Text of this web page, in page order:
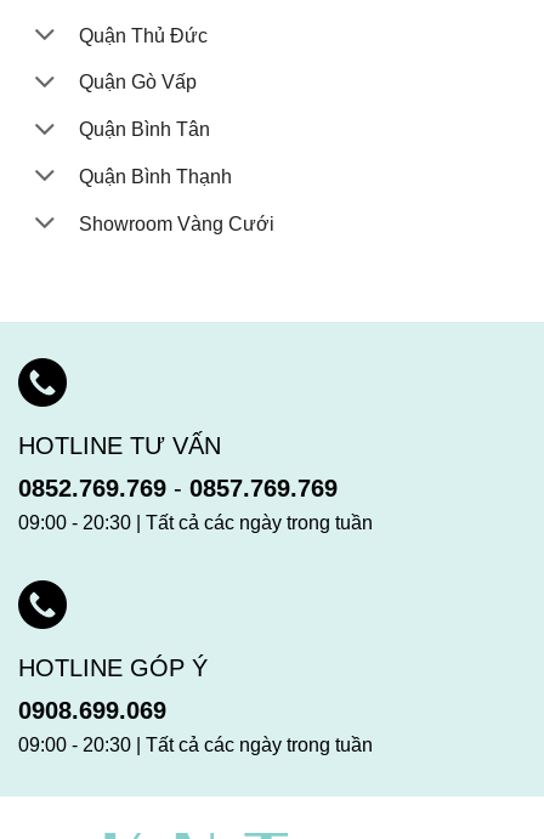
Quận Thủ Đức
Quận Gò Vấp
Quận Bình Tân
Quận Bình Thạnh
Showroom Vàng Cưới
HOTLINE TƯ VẤN
0852.769.769 - 0857.769.769
09:00 - 20:30 | Tất cả các ngày trong tuần
HOTLINE GÓP Ý
0908.699.069
09:00 - 20:30 | Tất cả các ngày trong tuần